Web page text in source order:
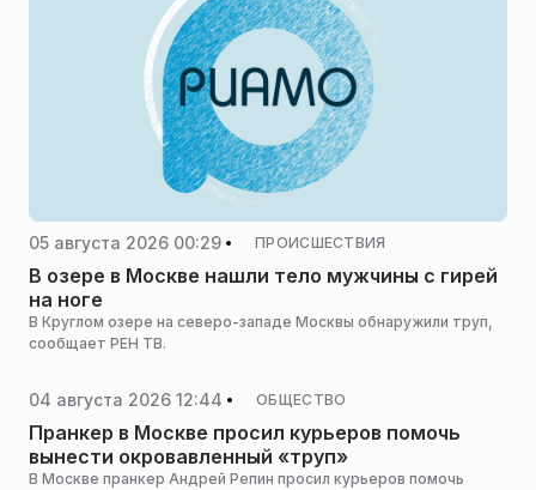
05 августа 2026 00:29 ПРОИСШЕСТВИЯ
В озере в Москве нашли тело мужчины с гирей
на ноге
В Круглом озере на северо-западе Москвы обнаружили труп,
сообщает РЕН ТВ.
04 августа 2026 12:44 ОБЩЕСТВО
Пранкер в Москве просил курьеров помочь
вынести окровавленный «труп»
В Москве пранкер Андрей Репин просил курьеров помочь